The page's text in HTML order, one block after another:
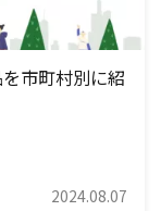
市町村別に紹
2024.08.07